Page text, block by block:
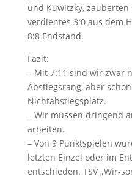
und Kuwitzky,
verdientes 3:0 aus dem
8:8 Endstand.
Fazit:
– Mit 7:11 sind wir zwar
Abstiegsrang, aber
Nichtabstiegsplatz.
– Wir müssen dringend
arbeiten.
– Von 9 Punktspielen
letzten Einzel oder im
entschieden. TSV „Wir-